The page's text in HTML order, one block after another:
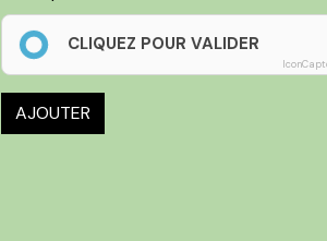
CLIQUEZ POUR VALIDER
AJOUTER